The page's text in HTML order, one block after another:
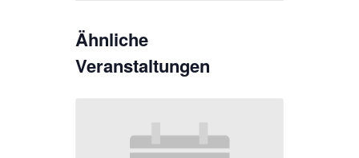
Ähnliche
Veranstaltungen